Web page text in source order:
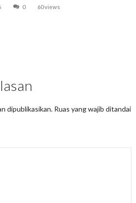
0 60 views
dipublikasikan. Ruas yang wajib ditandai